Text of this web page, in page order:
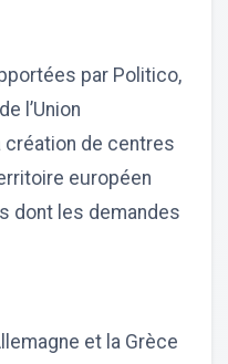
par Politico,
l’Union
création de centres
européen
dont les demandes
et la Grèce